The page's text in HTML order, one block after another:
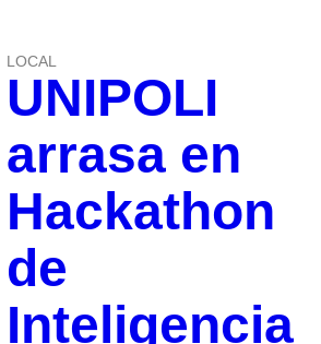
LOCAL
UNIPOLI
arrasa en
Hackathon
de
Inteligencia